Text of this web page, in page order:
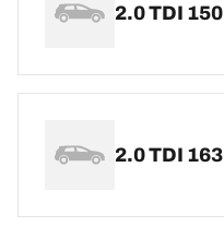
2.0 TDI 150
2.0 TDI 163